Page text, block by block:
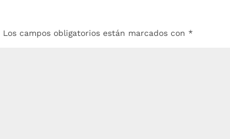
Los campos obligatorios están marcados con *